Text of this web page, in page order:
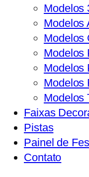
Modelos
Modelos
Modelos
Modelos
Modelos
Modelos
Modelos
Faixas
Pistas
Painel de
Contato